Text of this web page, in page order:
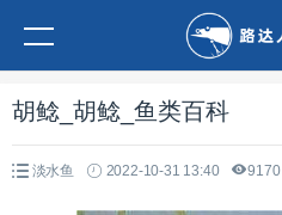
胡鲶_胡鲶_鱼类百科
淡水鱼 2022-10-31 13:40 9170